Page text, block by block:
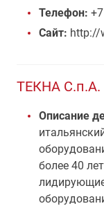
Телефон:
Сайт: http://
ТЕКНА С.п.А.
Описание
более 40